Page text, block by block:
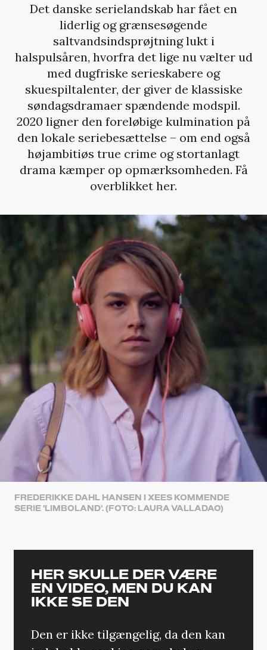
Det danske serielandskab har fået en
liderlig og grænsesøgende
saltvandsindsprøjtning lukt i
halspulsåren, hvorfra det lige nu vælter ud
med dugfriske serieskabere og
skuespiltalenter, der giver de klassiske
søndagsdramaer spændende modspil.
2020 ligner den foreløbige kulmination på
den lokale seriebesættelse – om end også
højambitiøs true crime og stortanlagt
drama kæmper op opmærksomheden. Få
overblikket her.
FREDERIKKE DAHL HANSEN I XEES KOMMENDE
SERIE 'LIMBOLAND'. (FOTO: LAURA VALLADAO)
HER SKULLE DER VÆRE
EN VIDEO, MEN DU KAN
IKKE SE DEN
Den er ikke tilgængelig, da den kan